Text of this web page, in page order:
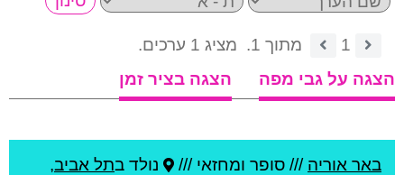
1 מתוך 1.
מציג 1 ערכים.
הצגה על גבי מפה
הצגה בציר זמן
באר אוריה /// סופר ומחזאי /// נולד בתל אביב,